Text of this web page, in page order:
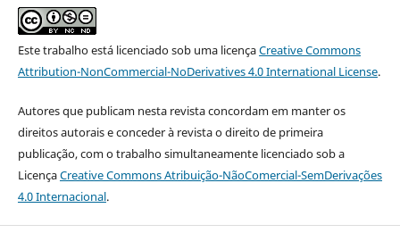
Este trabalho está licenciado sob uma licençaCreative Commons
Attribution-NonCommercial-NoDerivatives 4.0 International License.
Autores que publicam nesta revista concordam em manter os
direitos autorais e conceder à revista o direito de primeira
publicação, com o trabalho simultaneamente licenciado sob a
LicençaCreative Commons Atribuição-NãoComercial-SemDerivações
4.0 Internacional.